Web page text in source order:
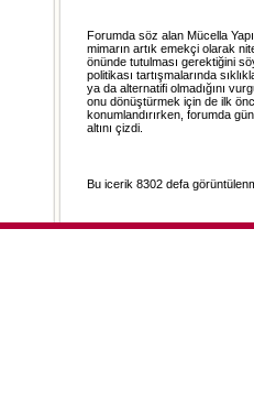
Forumda söz alan Mücella
mimarın artık emekçi olarak
önünde tutulması gerektiğini
politikası tartışmalarında
ya da alternatifi olmadığını
onu dönüştürmek için de ilk
konumlandırırken, forumda
altını çizdi.
Bu icerik 8302 defa